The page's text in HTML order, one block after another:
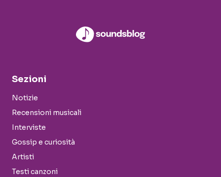
Sezioni
Notizie
Recensioni musicali
Interviste
Gossip e curiosità
Artisti
Testi canzoni